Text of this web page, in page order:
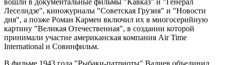
вошли в документальные фильмы "Кавказ" и "Генерал
Леселидзе", киножурналы "Советская Грузия" и "Новости
дня", а позже Роман Кармен включил их в многосерийную
картину "Великая Отечественная", в создании которой
принимали участие американская компания Air Time
International и Совинфильм.
В фильме 1943 года "Рыбаки-патриоты" Валиев объединил